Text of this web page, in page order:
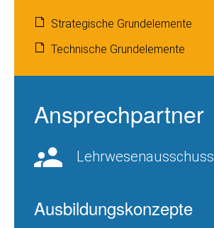
Strategische Grundelemente
Technische Grundelemente
Ansprechpartner
Lehrwesenausschuss
Ausbildungskonzepte